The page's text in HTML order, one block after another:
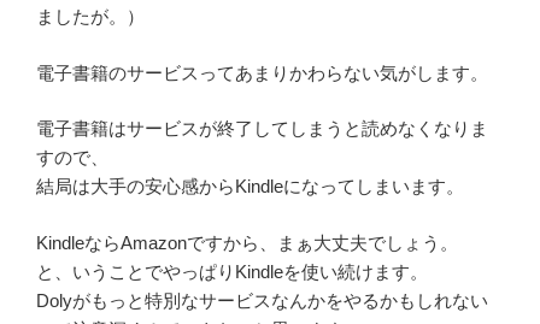
ましたが。）
電子書籍のサービスってあまりかわらない気がします。
電子書籍はサービスが終了してしまうと読めなくなりま
すので、
結局は大手の安心感からKindleになってしまいます。
KindleならAmazonですから、まぁ大丈夫でしょう。
と、いうことでやっぱりKindleを使い続けます。
Dolyがもっと特別なサービスなんかをやるかもしれない